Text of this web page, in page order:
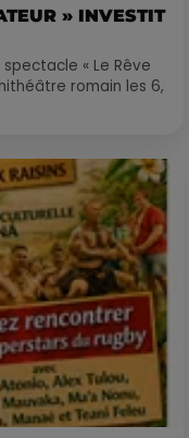
» INVESTIT
« Le Rêve
romain les 6,